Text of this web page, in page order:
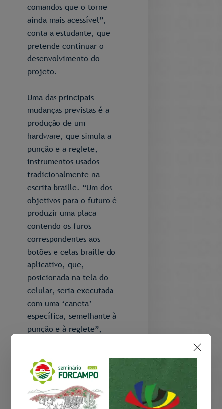
comandos que o torne
ainda mais acessível”,
conta a estudante, que
pretende continuar o
desenvolvimento do
projeto.
Uma das principais
mudanças previstas é a
produção de um
hardware, que simula a
punção e a reglete,
instrumentos usados
tradicionalmente na
escrita braille. “Um dos
objetivos para o futuro é
produzir uma placa
contendo os furos
correspondentes aos
botões e celas braille do
aplicativo, que,
posicionada na tela do
celular, seria executada
com uma ‘caneta’
específica, semelhante à
punção e à reglete”,
utilizado de modo
análogo ao processo de
escrita em braille, no
qual os usuários realizam
...